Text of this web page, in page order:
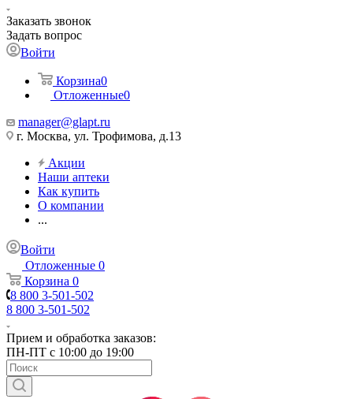
Заказать звонок
Задать вопрос
Войти
Корзина0
Отложенные0
manager@glapt.ru
г. Москва, ул. Трофимова, д.13
Акции
Наши аптеки
Как купить
О компании
...
Войти
Отложенные 0
Корзина 0
8 800 3-501-502
8 800 3-501-502
Прием и обработка заказов:
ПН-ПТ с 10:00 до 19:00